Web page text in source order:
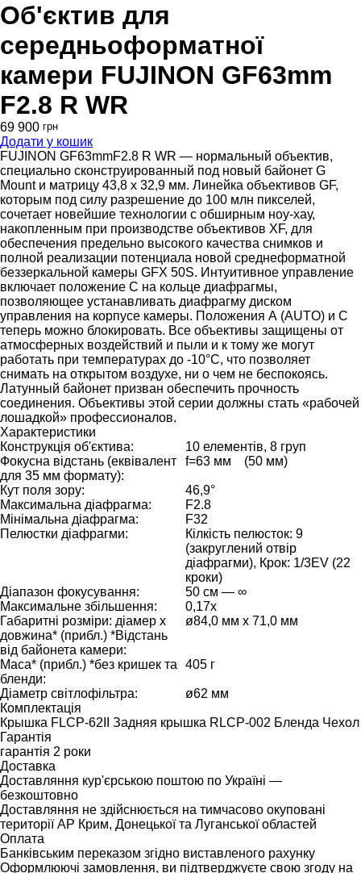
Об'єктив для
середньоформатної
камери FUJINON GF63mm
F2.8 R WR
69 900 грн
Додати у кошик
FUJINON GF63mmF2.8 R WR — нормальный объектив,
специально сконструированный под новый байонет G
Mount и матрицу 43,8 x 32,9 мм. Линейка объективов GF,
которым под силу разрешение до 100 млн пикселей,
сочетает новейшие технологии с обширным ноу-хау,
накопленным при производстве объективов XF, для
обеспечения предельно высокого качества снимков и
полной реализации потенциала новой среднеформатной
беззеркальной камеры GFX 50S. Интуитивное управление
включает положение С на кольце диафрагмы,
позволяющее устанавливать диафрагму диском
управления на корпусе камеры. Положения А (АUTO) и С
теперь можно блокировать. Все объективы защищены от
атмосферных воздействий и пыли и к тому же могут
работать при температурах до -10°C, что позволяет
снимать на открытом воздухе, ни о чем не беспокоясь.
Латунный байонет призван обеспечить прочность
соединения. Объективы этой серии должны стать «рабочей
лошадкой» профессионалов.
Характеристики
Конструкція об'єктива:
10 елементів, 8 груп
Фокусна відстань (еквівалент
для 35 мм формату):
f=63 мм (50 мм)
Кут поля зору:
46,9°
Максимальна діафрагма:
F2.8
Мінімальна діафрагма:
F32
Пелюстки діафрагми:
Кілкість пелюсток: 9
(закруглений отвір
діафрагми), Крок: 1/3EV (22
кроки)
Діапазон фокусування:
50 см — ∞
Максимальне збільшення:
0,17x
Габаритні розміри: діамер x
довжина* (прибл.) *Відстань
від байонета камери:
ø84,0 мм x 71,0 мм
Маса* (прибл.) *без кришек та
бленди:
405 г
Діаметр світлофільтра:
ø62 мм
Комплектація
Крышка FLCP-62II Задняя крышка RLCP-002 Бленда Чехол
Гарантія
гарантія 2 роки
Доставка
Доставляння кур'єрською поштою по Україні —
безкоштовно
Доставляння не здійснюється на тимчасово окуповані
території АР Крим, Донецької та Луганської областей
Оплата
Банківським переказом згідно виставленого рахунку
Оформлюючі замовлення, ви підтверджуєте свою згоду на